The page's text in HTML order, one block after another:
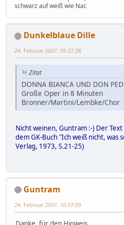
schwarz auf weiß wie Nac
Dunkelblaue Dille
24. Februar 2007, 09:37:38
Zitat
DONNA BIANCA UND DON
Große Oper in 8 Minuten
Bronner/Martini/Lembke/Chor
Nicht weinen, Guntram :-) Der
dem GK-Buch "Ich weiß nicht, was
Verlag, 1973, S.21-25)
Guntram
24. Februar 2007, 10:37:09